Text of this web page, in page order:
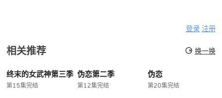
登录 注册
相关推荐 换一换
终末的女武神第三季
第15集完结
伪恋第二季
第12集完结
伪恋
第20集完结